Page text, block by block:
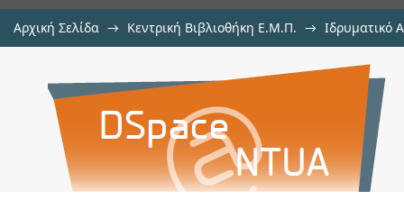
Αρχική Σελίδα → Κεντρική Βιβλιοθήκη Ε.Μ.Π. → Ιδρυματικό
Ανάλυση συναισθήματος σε
μεθόδους μηχανικής μάθησης